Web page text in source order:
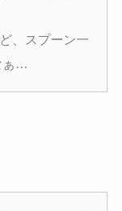
、スプーン一
ぁ…